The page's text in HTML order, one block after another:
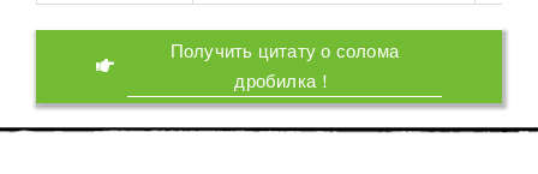
Получить цитату о солома
дробилка！